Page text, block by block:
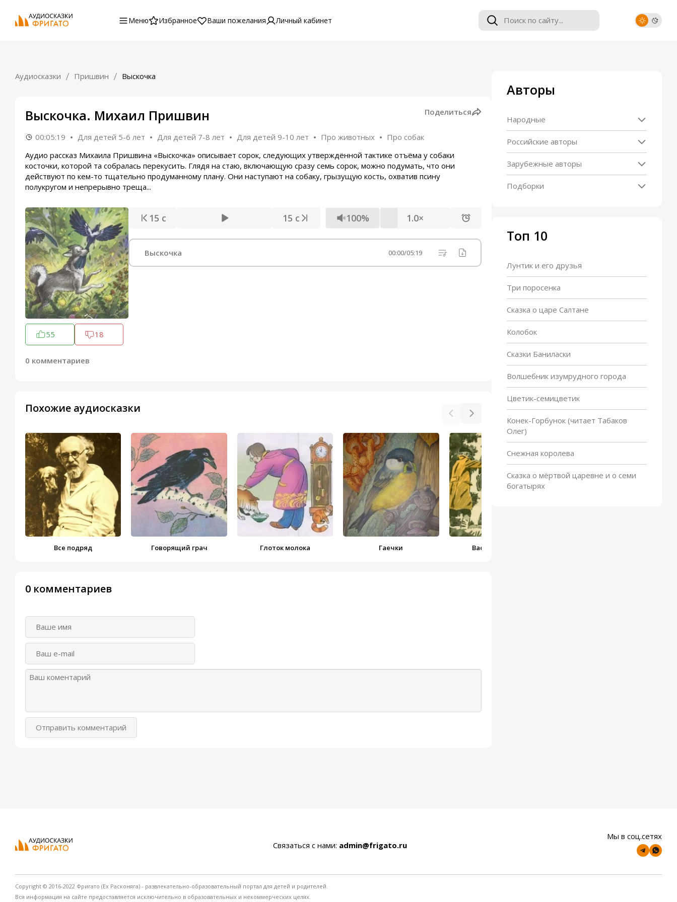
Меню Избранное Ваши пожелания Личный кабинет
Аудиосказки Пришвин Выскочка
Выскочка. Михаил Пришвин Поделиться
00:05:19 Для детей 5-6 лет Для детей 7-8 лет Для детей 9-10 лет Про животных
Про собак
Аудио рассказ Михаила Пришвина «Выскочка» описывает сорок, следующих утверждённой тактике отъёма у собаки
косточки, которой та собралась перекусить. Глядя на стаю, включающую сразу семь сорок, можно подумать, что они
действуют по кем-то тщательно продуманному плану. Они наступают на собаку, грызущую кость, охватив псину
полукругом и непрерывно треща...
55 18
0 комментариев
15 с 15 с 100% 1.0×
Выскочка 00:00/05:19
Похожие аудиосказки
Все подряд Говорящий грач Глоток молока Гаечки Вася Веселкин
Белый ожерелёнок
0 комментариев
Отправить комментарий
Авторы
Народные
Российские авторы
Зарубежные авторы
Подборки
Топ 10
Лунтик и его друзья
Три поросенка
Сказка о царе Салтане
Колобок
Сказки Баниласки
Волшебник изумрудного города
Цветик-семицветик
Конек-Горбунок (читает Табаков
Олег)
Снежная королева
Сказка о мёртвой царевне и о семи
богатырях
Связаться с нами: admin@frigato.ru
Мы в соц.сетях
Copyright © 2016-2022 Фригато (Ex Расконяга) - развлекательно-образовательный портал для детей и родителей.
Вся информация на сайте предоставляется исключительно в образовательных и некоммерческих целях.